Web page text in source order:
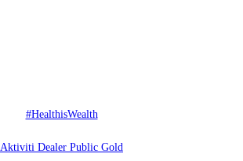
#HealthisWealth
Aktiviti Dealer Public Gold